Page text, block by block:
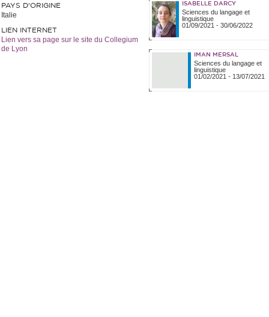
PAYS D'ORIGINE
Italie
LIEN INTERNET
Lien vers sa page sur le site du Collegium
de Lyon
ISABELLE DARCY
Sciences du langage et
linguistique
01/09/2021 - 30/06/2022
IMAN MERSAL
Sciences du langage et
linguistique
01/02/2021 - 13/07/2021